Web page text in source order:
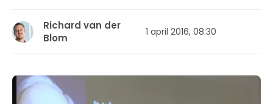
Richard van der
Blom
1 april 2016, 08:30